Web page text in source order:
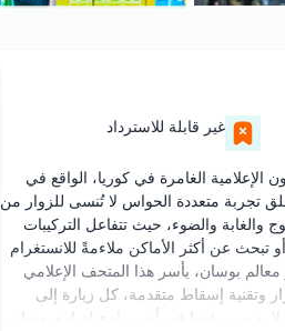
غير قابلة للاسترداد
أول وأكبر متحف للفنون الإعلامية الغامرة في كوريا، الواقع في
تجربة متعددة الحواس لا تُنسى للزوار من
مثل الموج والغابة والضوء، حيث تتفاعل التركيبات
تبحث عن أكثر الأماكن ملاءمةً للانستغرام
أبرز معالم بوسان، يأسر هذا المتحف الإعلامي
وتقنية إسقاط متقدمة، كل زيارة إلى